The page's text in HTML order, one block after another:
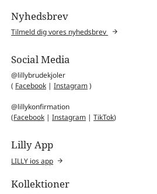
Nyhedsbrev
Tilmeld dig vores nyhedsbrev
Social Media
@lillybrudekjoler
( Facebook |Instagram)
@lillykonfirmation
(Facebook |Instagram |TikTok)
Lilly App
LILLY ios app
Kollektioner